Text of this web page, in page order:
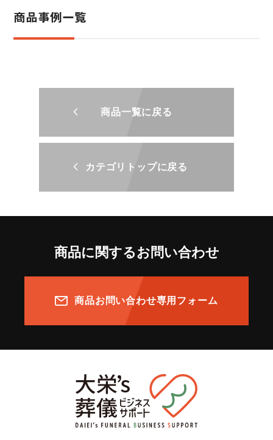
商品事例一覧
商品一覧に戻る
カテゴリトップに戻る
商品に関するお問い合わせ
商品お問い合わせ専用フォーム